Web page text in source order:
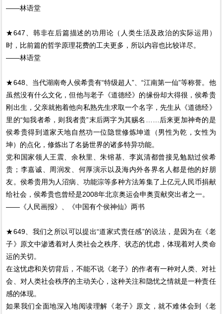
——林语堂
★647、韩非在后篇描述的功用论（人类生活及政治的实际运用）
时，比前篇的哲学原理花费的工夫更多，所以内容也比较详尽。
——林语堂
★648、当代湖南奇人侯希贵有“特级超人”、“江南第一仙”等称誉。他
虽然没有什么文化，但他与老子《道德经》的缘份却大得很，侯希贵
刚出生，父亲就抱着他向私熟先生求取一个名字，先生从《道德经》
里的“知我者希，则我者贵”末后两字为其赐名……后来更加神奇的是
侯希贵得到道家天地自然功一位隐世修炼坤道（男性为乾，女性为
坤）的点化，修炼出了名扬世界的诸多特异功能。
党和国家领人王震、余秋里、朱镕基、李岚清都曾接见勉励过侯希
贵；李嘉诚、周润发、何厚演示以及海内外各界名人都是他的好朋
友。侯希贵用为人沼病、功能淙等多种方法筹集了上亿元人民币捐献
给社会，侯希贵也曾经是2008年北京奥运会申奥贡献突出者之一。
——《人民画报》、《中国有个侯神仙》两书
★649、我们之所以可以提出“道家式责任感”的说法，是因为在《老
子》原文中渗透着对人类社会之秩序、状态的忧虑，体现着对人类命
运的关切。
在这忧虑和关切背后，不能不说《老子》的作者有一种对人类、对社
会、对人类社会秩序的主动关心，这种关注和隐忧之情就是一种责任
感的体现。
如果我们全面地深入地阅读理解《老子》原文，就不难体会到《老